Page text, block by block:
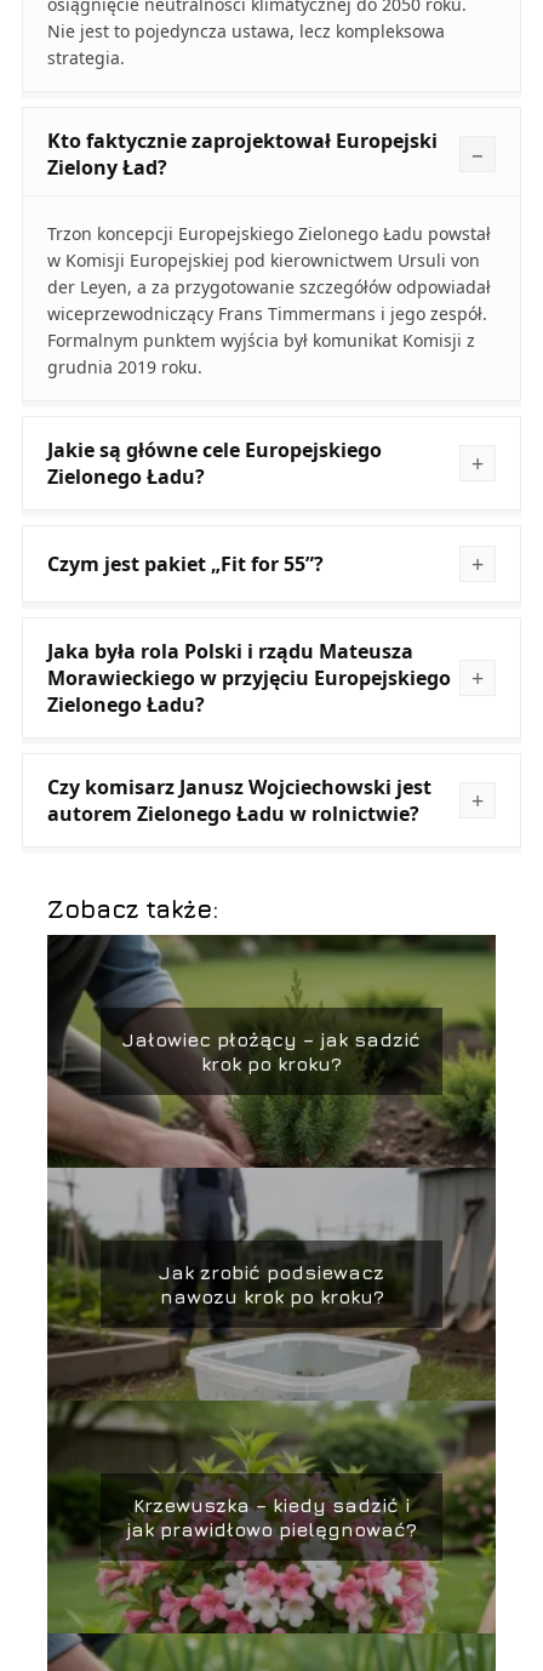
Nie jest to pojedyncza ustawa, lecz kompleksowa
strategia.
Kto faktycznie zaprojektował Europejski
Zielony Ład?
Trzon koncepcji Europejskiego Zielonego Ładu powstał
w Komisji Europejskiej pod kierownictwem Ursuli von
der Leyen, a za przygotowanie szczegółów odpowiadał
wiceprzewodniczący Frans Timmermans i jego zespół.
Formalnym punktem wyjścia był komunikat Komisji z
grudnia 2019 roku.
Jakie są główne cele Europejskiego
Zielonego Ładu?
Czym jest pakiet „Fit for 55”?
Jaka była rola Polski i rządu Mateusza
Morawieckiego w przyjęciu Europejskiego
Zielonego Ładu?
Czy komisarz Janusz Wojciechowski jest
autorem Zielonego Ładu w rolnictwie?
Zobacz także:
Jałowiec płożący – jak sadzić
krok po kroku?
Jak zrobić podsiewacz
nawozu krok po kroku?
Krzewuszka – kiedy sadzić i
jak prawidłowo pielęgnować?